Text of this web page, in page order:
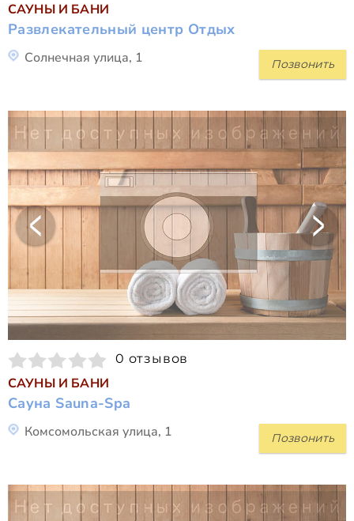
САУНЫ И БАНИ
Развлекательный центр Отдых
Позвонить
Солнечная улица, 1
0 отзывов
САУНЫ И БАНИ
Сауна Sauna-Spa
Позвонить
Комсомольская улица, 1